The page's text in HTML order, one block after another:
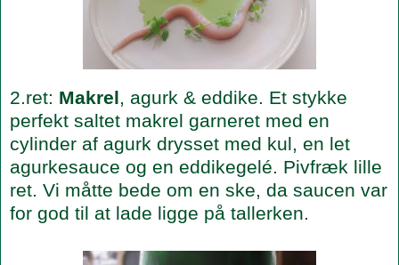
2.ret: Makrel, agurk & eddike. Et stykke
perfekt saltet makrel garneret med en
cylinder af agurk drysset med kul, en let
agurkesauce og en eddikegelé. Pivfræk lille
ret. Vi måtte bede om en ske, da saucen var
for god til at lade ligge på tallerken.